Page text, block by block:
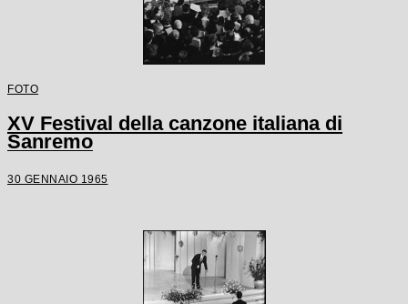
FOTO
XV Festival della canzone italiana di
Sanremo
30 GENNAIO 1965